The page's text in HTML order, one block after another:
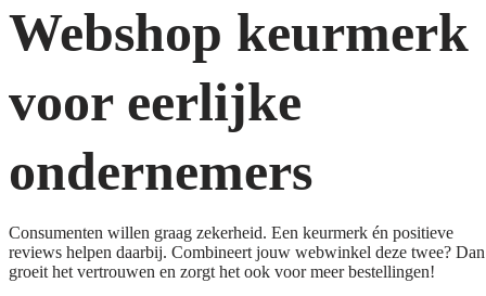
Webshop keurmerk
voor eerlijke
ondernemers
Consumenten willen graag zekerheid. Een keurmerk én positieve
reviews helpen daarbij. Combineert jouw webwinkel deze twee? Dan
groeit het vertrouwen en zorgt het ook voor meer bestellingen!